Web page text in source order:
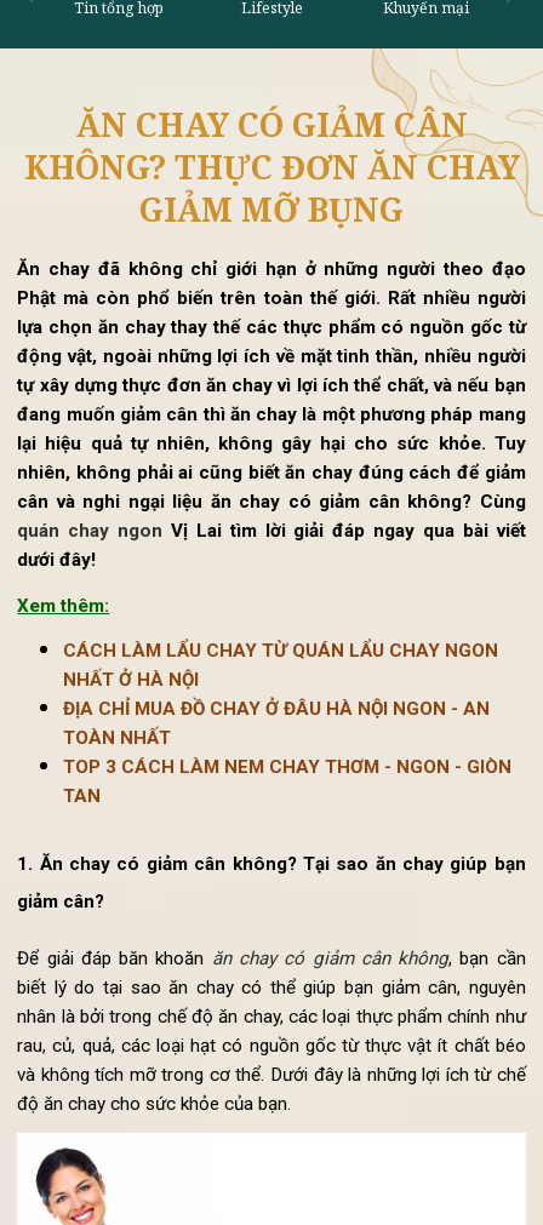
Tin tổng hợp Lifestyle
ĂN CHAY CÓ GIẢM CÂN
KHÔNG? THỰC ĐƠN ĂN
GIẢM MỠ BỤNG
Ăn chay đã không chỉ giới hạn ở những người theo
Phật mà còn phổ biến trên toàn thế giới. Rất nhiều
lựa chọn ăn chay thay thế các thực phẩm có nguồn gốc
động vật, ngoài những lợi ích về mặt tinh thần, nhiều
tự xây dựng thực đơn ăn chay vì lợi ích thể chất, và nếu
đang muốn giảm cân thì ăn chay là một phương pháp
lại hiệu quả tự nhiên, không gây hại cho sức khỏe.
nhiên, không phải ai cũng biết ăn chay đúng cách để
cân và nghi ngại liệu ăn chay có giảm cân không?
dưới đây!
Xem thêm:
CÁCH LÀM LẨU CHAY TỪ QUÁN LẨU CHAY NGON
NHẤT Ở HÀ NỘI
ĐỊA CHỈ MUA ĐỒ CHAY Ở ĐÂU HÀ NỘI NGON - AN
TOÀN NHẤT
TAN
giảm cân?
Để giải đáp băn khoăn ăn chay có giảm cân không, bạn
biết lý do tại sao ăn chay có thể giúp bạn giảm cân,
nhân là bởi trong chế độ ăn chay, các loại thực phẩm chính
rau, củ, quả, các loại hạt có nguồn gốc từ thực vật ít chất
và không tích mỡ trong cơ thể. Dưới đây là những lợi ích từ
độ ăn chay cho sức khỏe của bạn.